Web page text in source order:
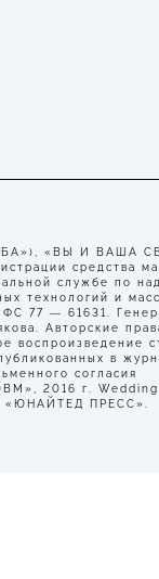
«ВЫ И ВАША
средства
службе по
технологий и
77 — 61631.
Авторские
воспроизведение
в
согласия
2016 г. Wedding
«ЮНАЙТЕД ПРЕСС».